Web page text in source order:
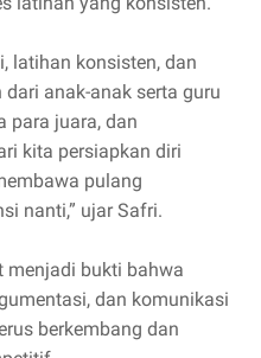
latihan konsisten, dan
anak-anak serta guru
para juara, dan
kita persiapkan diri
pulang
nanti,” ujar Safri.
menjadi bukti bahwa
dan komunikasi
berkembang dan